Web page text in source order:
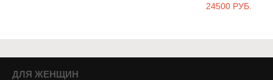
24500 РУБ.
ДЛЯ ЖЕНЩИН